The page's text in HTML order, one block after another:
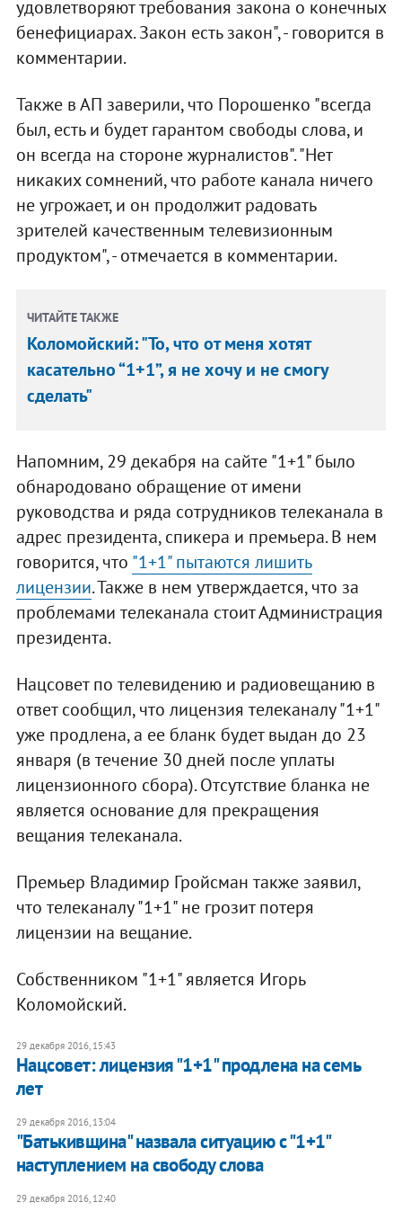
удовлетворяют требования закона о конечных
бенефициарах. Закон есть закон", - говорится в
комментарии.
Также в АП заверили, что Порошенко "всегда
был, есть и будет гарантом свободы слова, и
он всегда на стороне журналистов". "Нет
никаких сомнений, что работе канала ничего
не угрожает, и он продолжит радовать
зрителей качественным телевизионным
продуктом", - отмечается в комментарии.
ЧИТАЙТЕ ТАКЖЕ
Коломойский: "То, что от меня хотят
касательно “1+1”, я не хочу и не смогу
сделать"
Напомним, 29 декабря на сайте "1+1" было
обнародовано обращение от имени
руководства и ряда сотрудников телеканала в
адрес президента, спикера и премьера. В нем
говорится, что "1+1" пытаются лишить
лицензии. Также в нем утверждается, что за
проблемами телеканала стоит Администрация
президента.
Нацсовет по телевидению и радиовещанию в
ответ сообщил, что лицензия телеканалу "1+1"
уже продлена, а ее бланк будет выдан до 23
января (в течение 30 дней после уплаты
лицензионного сбора). Отсутствие бланка не
является основание для прекращения
вещания телеканала.
Премьер Владимир Гройсман также заявил,
что телеканалу "1+1" не грозит потеря
лицензии на вещание.
Собственником "1+1" является Игорь
Коломойский.
29 декабря 2016, 15:43
Нацсовет: лицензия "1+1" продлена на семь
лет
29 декабря 2016, 13:04
"Батькивщина" назвала ситуацию с "1+1"
наступлением на свободу слова
29 декабря 2016, 12:40